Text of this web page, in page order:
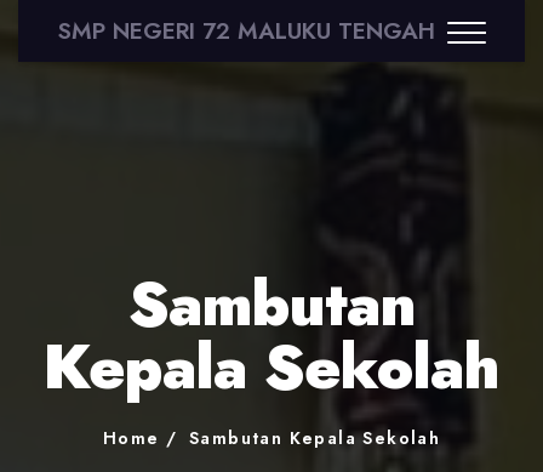
SMP NEGERI 72 MALUKU TENGAH
Sambutan
Kepala Sekolah
Home Sambutan Kepala Sekolah